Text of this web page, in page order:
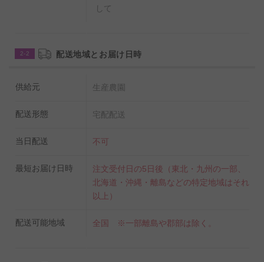
して
2-2 配送地域とお届け日時
供給元 生産農園
配送形態 宅配配送
当日配送 不可
最短お届け日時
注文受付日の5日後（東北・九州の一部、
北海道・沖縄・離島などの特定地域はそれ
以上）
配送可能地域 全国 ※一部離島や郡部は除く。